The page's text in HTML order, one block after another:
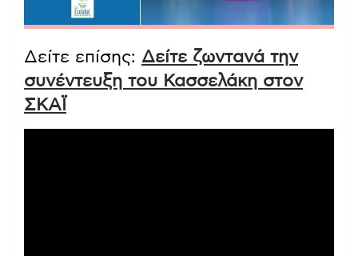
Δείτε επίσης: Δείτε ζωντανά την
συνέντευξη του Κασσελάκη στον
ΣΚΑΪ